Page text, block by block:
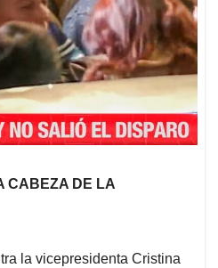
CABEZA DE LA
la vicepresidenta Cristina